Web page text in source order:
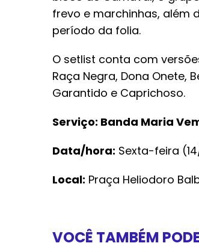
frevo e marchinhas, além
período da folia.
O setlist conta com
Raça Negra, Dona Onete,
Garantido e Caprichoso.
Serviço: Banda Maria
Data/hora: Sexta-feira
Local: Praça Heliodoro
VOCÊ TAMBÉM